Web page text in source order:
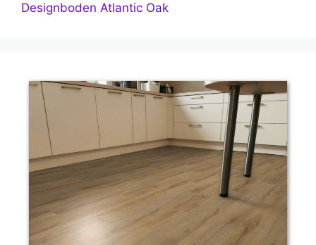
Designboden Atlantic Oak